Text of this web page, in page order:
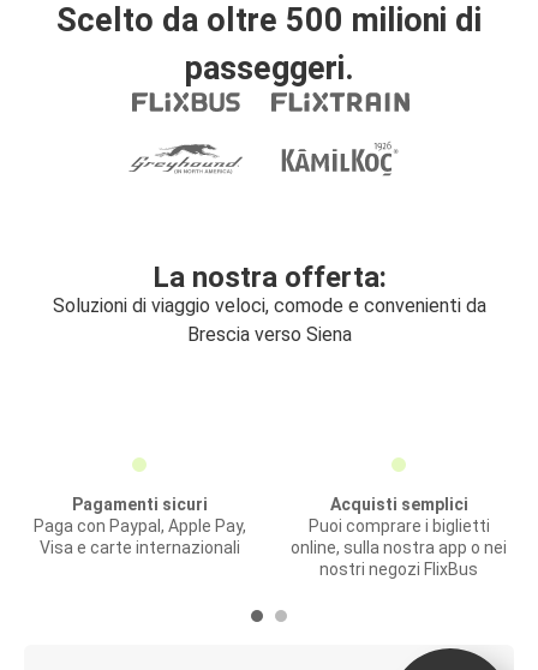
Scelto da oltre 500 milioni di
passeggeri.
La nostra offerta:
Soluzioni di viaggio veloci, comode e convenienti da
Brescia verso Siena
Pagamenti sicuri
Paga con Paypal, Apple Pay,
Visa e carte internazionali
Acquisti semplici
Puoi comprare i biglietti
online, sulla nostra app o nei
nostri negozi FlixBus